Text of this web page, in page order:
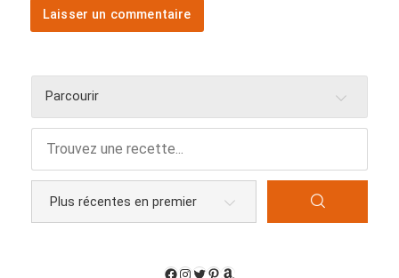
Parcourir